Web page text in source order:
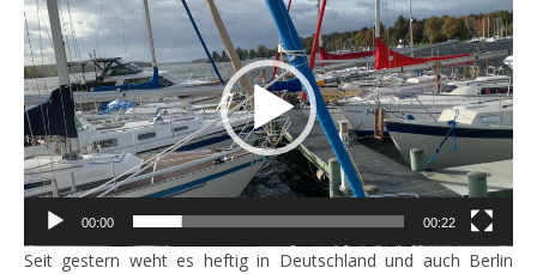
Player
00:00 00:22
Seit gestern weht es heftig in Deutschland und auch Berlin